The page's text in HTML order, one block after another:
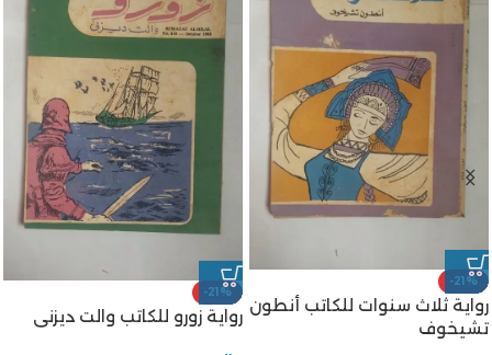
-21%
رواية ثلاث سنوات للكاتب أنطون
تشيخوف
-21%
رواية زورو للكاتب والت ديزنى